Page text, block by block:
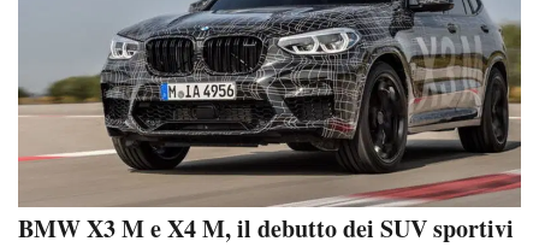
BMW X3 M e X4 M, il debutto dei SUV sportivi